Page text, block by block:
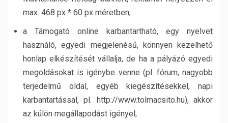
max. 468 px * 60 px méretben;
a Támogató online karbantartható, egy nyelvet
használó, egyedi megjelenésű, könnyen kezelhető
honlap elkészítését vállalja, de ha a pályázó egyedi
megoldásokat is igénybe venne (pl. fórum, nagyobb
terjedelmű oldal, egyéb kiegészítésekkel, napi
karbantartással, pl. http://www.tolmacsito.hu), akkor
az külön megállapodást igényel;